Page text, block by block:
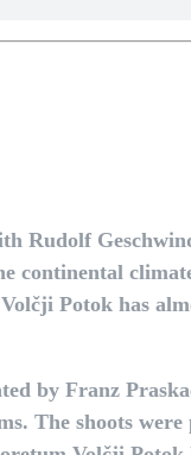
Rudolf
Potok has
by Franz
The shoots